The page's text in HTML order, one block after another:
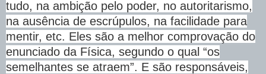
tudo, na ambição pelo poder, no autoritarismo,
na ausência de escrúpulos, na facilidade para
mentir, etc. Eles são a melhor comprovação do
enunciado da Física, segundo o qual “os
semelhantes se atraem”. E são responsáveis,